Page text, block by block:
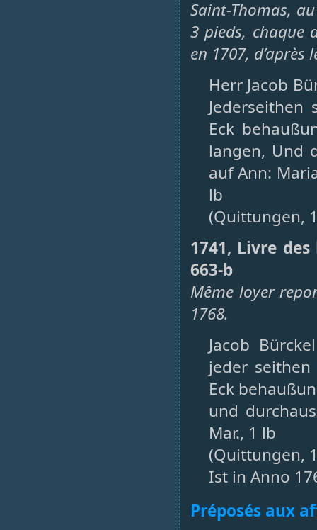
Saint-Thomas,
3 pieds, chaque
en 1707,
Herr Jacob
Eck
langen, Und
auf Ann:
lb
(Quittungen,
1741, Livre
663-b
Même loyer
1768.
Jacob
jeder
Eck
und
Mar., 1 lb
(Quittungen,
Ist in Anno
Préposés aux